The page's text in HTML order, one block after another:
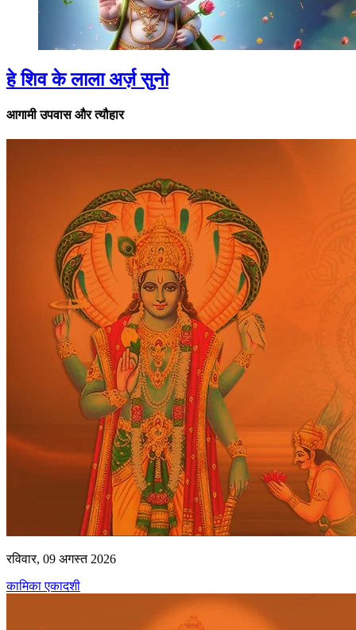
हे शिव के लाला अर्ज़ सुनो
आगामी उपवास और त्यौहार
रविवार, 09 अगस्त 2026
कामिका एकादशी